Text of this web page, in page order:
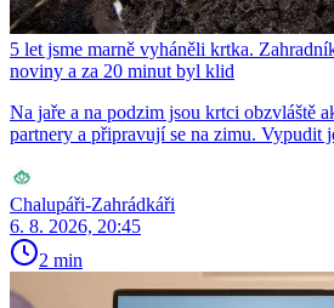
5 let jsme marně vyháněli krtka.
noviny a za 20 minut byl klid
Na jaře a na podzim jsou krtci obzvláště
partnery a připravují se na zimu. Vypudit
Chalupáři-Zahrádkáři
6. 8. 2026, 20:45
2 min